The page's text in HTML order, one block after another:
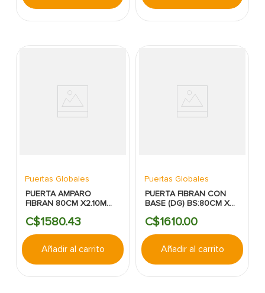
Puertas Globales
PUERTA AMPARO
FIBRAN 80CM X2.10M
PINTAR BASE BLANCA
C$1580.43
Añadir al carrito
Puertas Globales
PUERTA FIBRAN CON
BASE (DG) BS:80CM X
C$1610.00
Añadir al carrito